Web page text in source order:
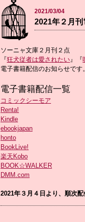
2021/03/04
2021年２月
ソーニャ文庫２月刊２点
『狂犬従者は愛されたい』『
電子書籍配信のお知らせです。
電子書籍配信一覧
コミックシーモア
Renta!
Kindle
ebookjapan
honto
BookLive!
楽天Kobo
BOOK☆WALKER
DMM.com
2021年３月４日より、順次配